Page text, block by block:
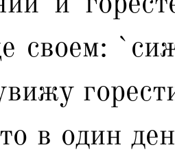
своем:
в один